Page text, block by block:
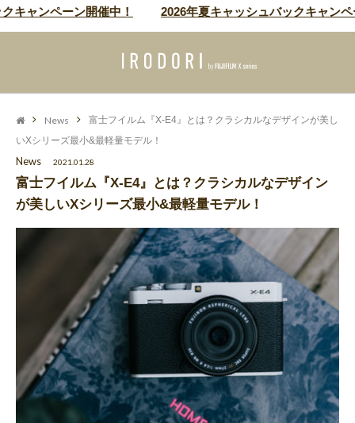
ャンペーン開催中！ 2026年夏キャッシュバックキャンペー
News
富士フイルム『X-E4』とは？クラシカルなデザインが美し
いXシリーズ最小&最軽量モデル！
News 2021.01.28
富士フイルム『X-E4』とは？クラシカルなデザイン
が美しいXシリーズ最小&最軽量モデル！